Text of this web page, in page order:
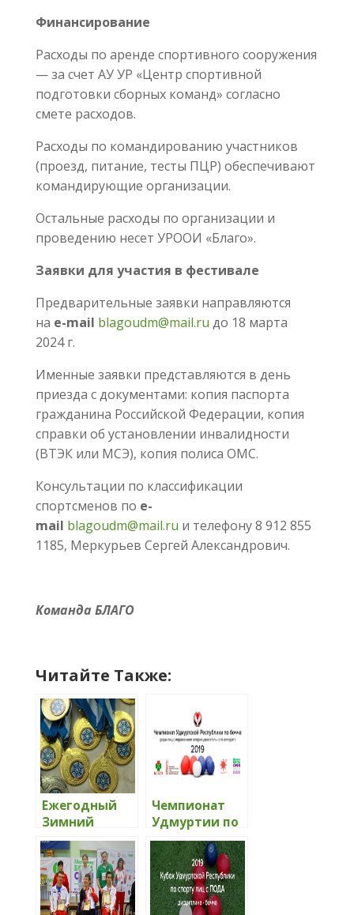
Финансирование
Расходы по аренде спортивного сооружения
— за счет АУ УР «Центр спортивной
подготовки сборных команд» согласно
смете расходов.
Расходы по командированию участников
(проезд, питание, тесты ПЦР) обеспечивают
командирующие организации.
Остальные расходы по организации и
проведению несет УРООИ «Благо».
Заявки для участия в фестивале
Предварительные заявки направляются
на е-mail blagoudm@mail.ru до 18 марта
2024 г.
Именные заявки представляются в день
приезда с документами: копия паспорта
гражданина Российской Федерации, копия
справки об установлении инвалидности
(ВТЭК или МСЭ), копия полиса ОМС.
Консультации по классификации
спортсменов по е-
mail blagoudm@mail.ru и телефону 8 912 855
1185, Меркурьев Сергей Александрович.
Команда БЛАГО
Читайте Также:
Ежегодный
Зимний
фестиваль
спорта среди
инвалидов
пройдет в
Ижевске
Чемпионат
Удмуртии по
паралимпийс
кому бочча
2019